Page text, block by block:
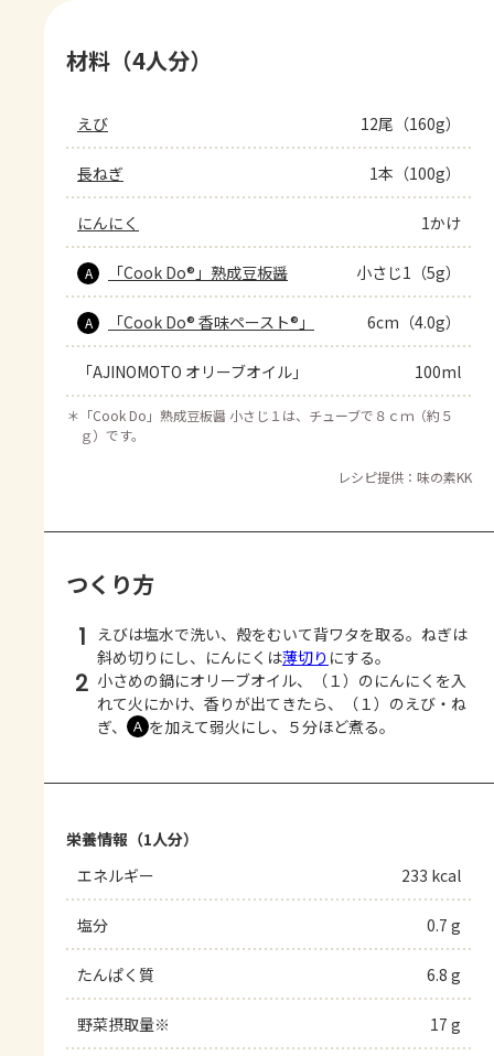
材料（4人分）
えび 12尾（160g）
長ねぎ 1本（100g）
にんにく 1かけ
A 「Cook Do®」熟成豆板醤 小さじ1（5g）
A 「Cook Do® 香味ペースト®」 6cm（4.0g）
「AJINOMOTO オリーブオイル」 100ml
＊ 「Cook Do」熟成豆板醤 小さじ１は、チューブで８ｃｍ（約５
ｇ）です。
レシピ提供：味の素KK
つくり方
1
えびは塩水で洗い、殻をむいて背ワタを取る。ねぎは
斜め切りにし、にんにくは薄切り にする。
2 小さめの鍋にオリーブオイル、（１）のにんにくを入
れて火にかけ、香りが出てきたら、（１）のえび・ね
ぎ、
Ａ を加えて弱火にし、５分ほど煮る。
栄養情報（1人分）
エネルギー
233 kcal
塩分 0.7 g
たんぱく質 6.8 g
野菜摂取量※ 17 g